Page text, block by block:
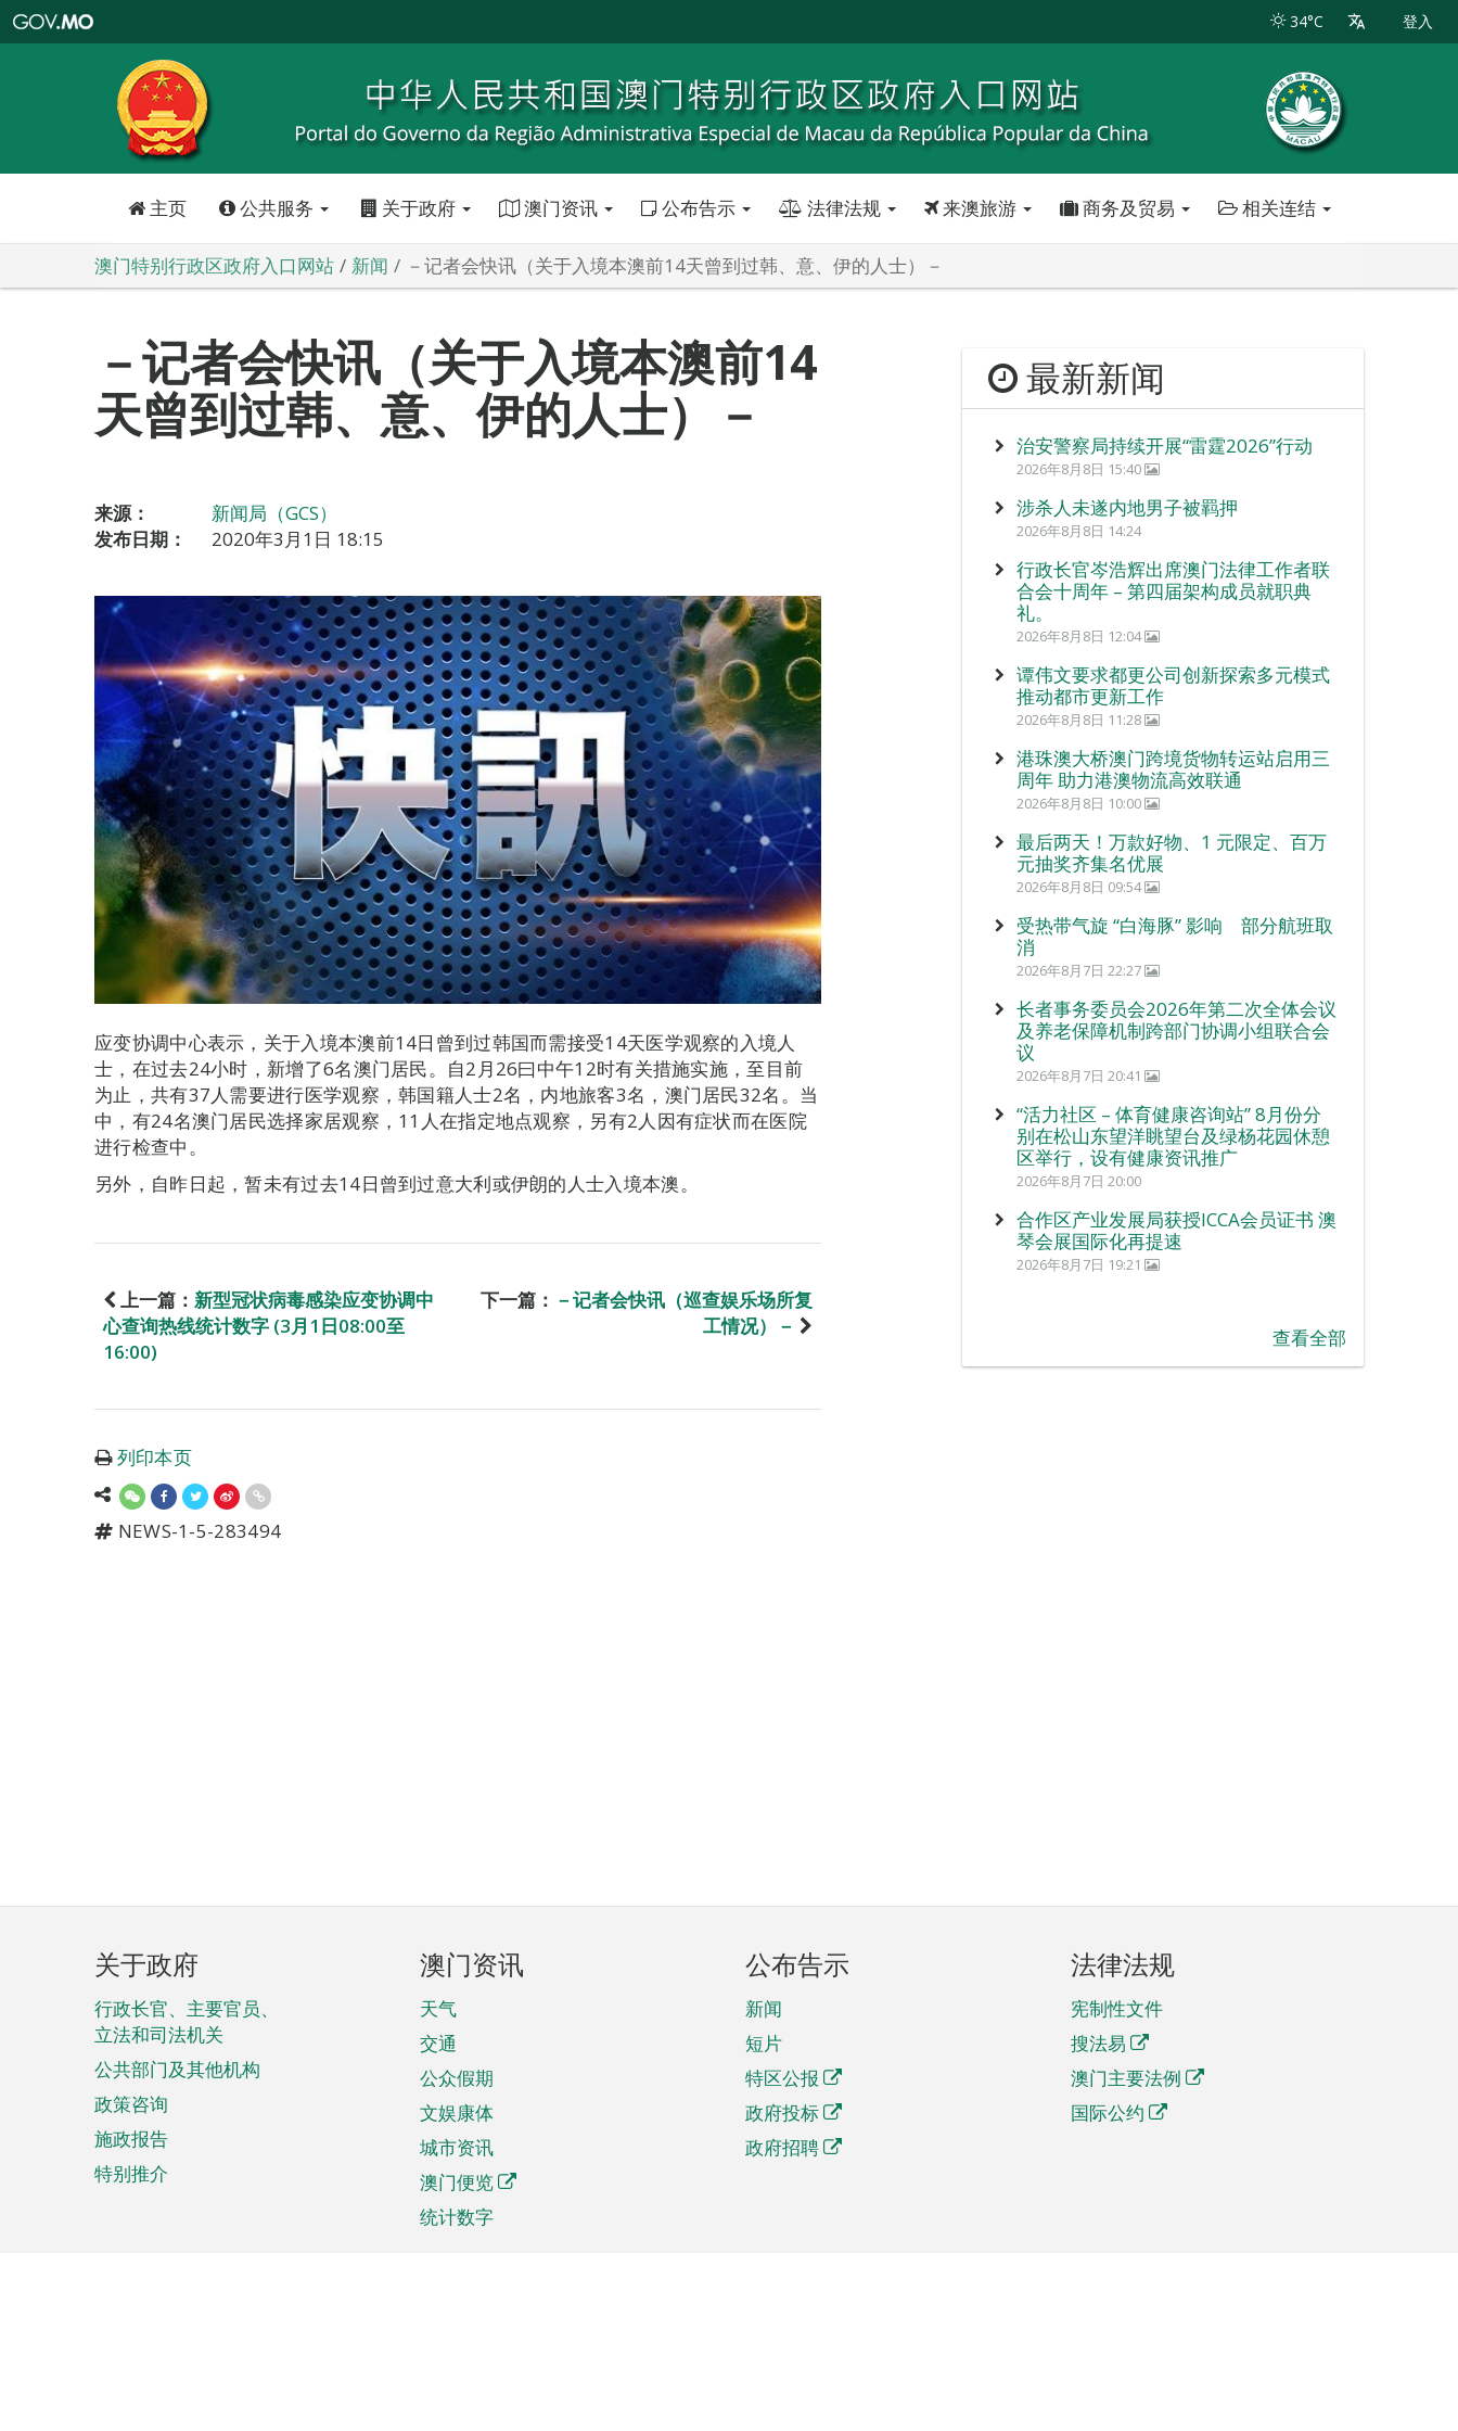
特
政
区
政
口
34°C 登入
主页 公共服务 关于政府 澳门资讯 公布告示 法律法规 来澳旅游 商务及贸易 相关连结
澳门特别行政区政府入口网站 新闻 －记者会快讯（关于入境本澳前14天曾到过韩、意、伊的人士）－
－记者会快讯（关于入境本澳前14
天曾到过韩、意、伊的人士）－
来源：
新闻局（GCS）
发布日期：
2020年3月1日 18:15
应变协调中心表示，关于入境本澳前14日曾到过韩国而需接受14天医学观察的入境人
士，在过去24小时，新增了6名澳门居民。自2月26曰中午12时有关措施实施，至目前
为止，共有37人需要进行医学观察，韩国籍人士2名，内地旅客3名，澳门居民32名。当
中，有24名澳门居民选择家居观察，11人在指定地点观察，另有2人因有症状而在医院
进行检查中。
另外，自昨日起，暂未有过去14日曾到过意大利或伊朗的人士入境本澳。
上一篇： 新型冠状病毒感染应变协调中
心查询热线统计数字 (3月1日08:00至
16:00)
下一篇： －记者会快讯（巡查娱乐场所复
工情况）－
列印本页
NEWS-1-5-283494
最新新闻
治安警察局持续开展“雷霆2026”行动
2026年8月8日 15:40
涉杀人未遂内地男子被羁押
2026年8月8日 14:24
行政长官岑浩辉出席澳门法律工作者联
合会十周年 – 第四届架构成员就职典
礼。
2026年8月8日 12:04
谭伟文要求都更公司创新探索多元模式
推动都市更新工作
2026年8月8日 11:28
港珠澳大桥澳门跨境货物转运站启用三
周年 助力港澳物流高效联通
2026年8月8日 10:00
最后两天！万款好物、1 元限定、百万
元抽奖齐集名优展
2026年8月8日 09:54
受热带气旋 “白海豚” 影响 部分航班取
消
2026年8月7日 22:27
长者事务委员会2026年第二次全体会议
及养老保障机制跨部门协调小组联合会
议
2026年8月7日 20:41
“活力社区 – 体育健康咨询站” 8月份分
别在松山东望洋眺望台及绿杨花园休憩
区举行，设有健康资讯推广
2026年8月7日 20:00
合作区产业发展局获授ICCA会员证书 澳
琴会展国际化再提速
2026年8月7日 19:21
查看全部
页
脚
菜
单
关于政府
行政长官、主要官员、
立法和司法机关
公共部门及其他机构
政策咨询
施政报告
特别推介
澳门资讯
天气
交通
公众假期
文娱康体
城市资讯
澳门便览
统计数字
公布告示
新闻
短片
特区公报
政府投标
政府招聘
法律法规
宪制性文件
搜法易
澳门主要法例
国际公约